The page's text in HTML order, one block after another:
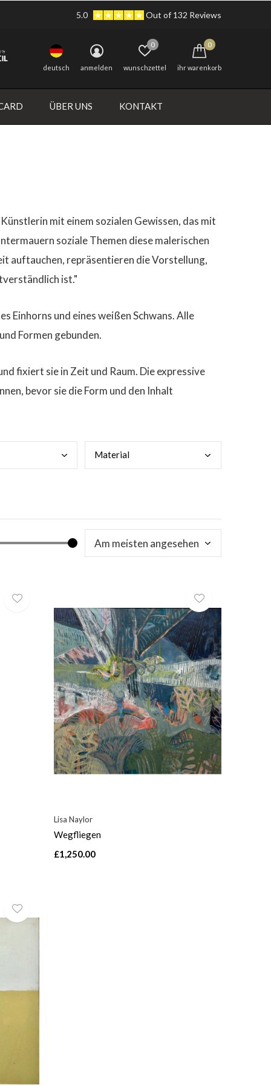
ÜBER UNS KONTAKT
deutsch anmelden wunschzettel
0
ihr warenkorb
0
5.0 Out of 132 Reviews
mit einem sozialen Gewissen, das mit
soziale Themen diese malerischen
auftauchen, repräsentieren die Vorstellung,
ist."
Einhorns und eines weißen Schwans. Alle
Formen gebunden.
fixiert sie in Zeit und Raum. Die expressive
bevor sie die Form und den Inhalt
Material
Lisa Naylor
Wegfliegen
£1,250.00